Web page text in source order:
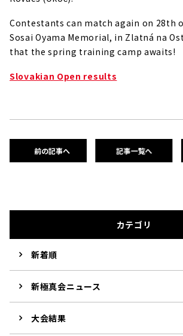
Contestants can match again on 28th
Sosai Oyama Memorial, in Zlatná na
that the spring training camp awaits!
Slovakian Open results
前の記事へ 記事一覧へ
カテゴリ
新着順
新極真会ニュース
大会結果